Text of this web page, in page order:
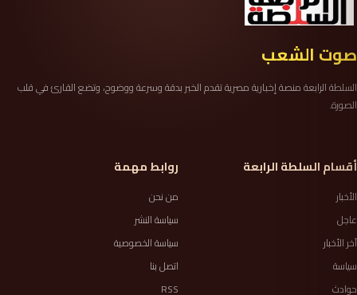
صوت الشعب
السلطة الرابعة منصة إخبارية مصرية تقدم الخبر بدقة وسرعة ووضوح، وتضع القارئ في قلب
الصورة.
أقسام السلطة الرابعة
الأخبار
عاجل
آخر الأخبار
سياسة
حوادث
روابط مهمة
من نحن
سياسة النشر
سياسة الخصوصية
اتصل بنا
RSS